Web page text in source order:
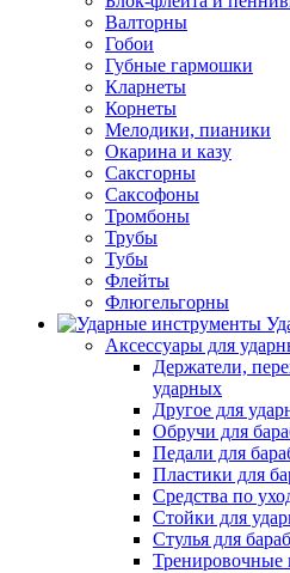
Валторны
Гобои
Губные гармошки
Кларнеты
Корнеты
Мелодики, пианики
Окарина и казу
Саксгорны
Саксофоны
Тромбоны
Трубы
Тубы
Флейты
Флюгельгорны
Аксессуары для
Держатели,
ударных
Другое для
Обручи для
Педали для
Пластики для
Средства по
Стойки для
Стулья для
Тренировочные